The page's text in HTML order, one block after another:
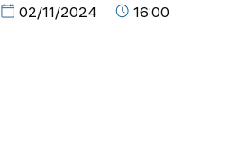
02/11/2024 16:00